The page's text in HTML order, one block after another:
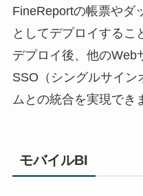
FineReportの帳票やダ
としてデプロイするこ
デプロイ後、他のWeb
SSO（シングルサイン
ムとの統合を実現でき
モバイルBI